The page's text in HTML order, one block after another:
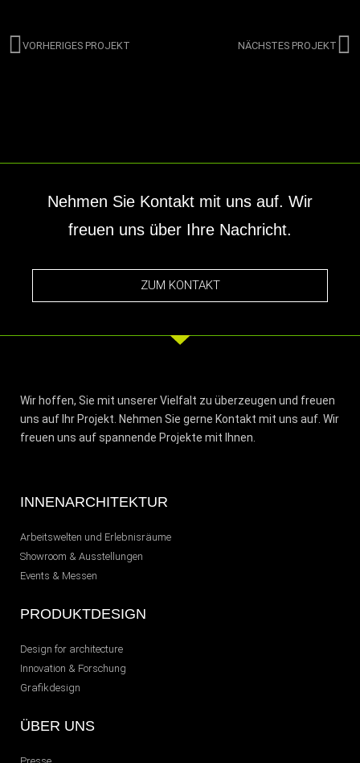
VORHERIGES PROJEKT NÄCHSTES PROJEKT
Nehmen Sie Kontakt mit uns auf. Wir
freuen uns über Ihre Nachricht.
ZUM KONTAKT
Wir hoffen, Sie mit unserer Vielfalt zu überzeugen und freuen
uns auf Ihr Projekt. Nehmen Sie gerne Kontakt mit uns auf. Wir
freuen uns auf spannende Projekte mit Ihnen.
INNENARCHITEKTUR
Arbeitswelten und Erlebnisräume
Showroom & Ausstellungen
Events & Messen
PRODUKTDESIGN
Design for architecture
Innovation & Forschung
Grafikdesign
ÜBER UNS